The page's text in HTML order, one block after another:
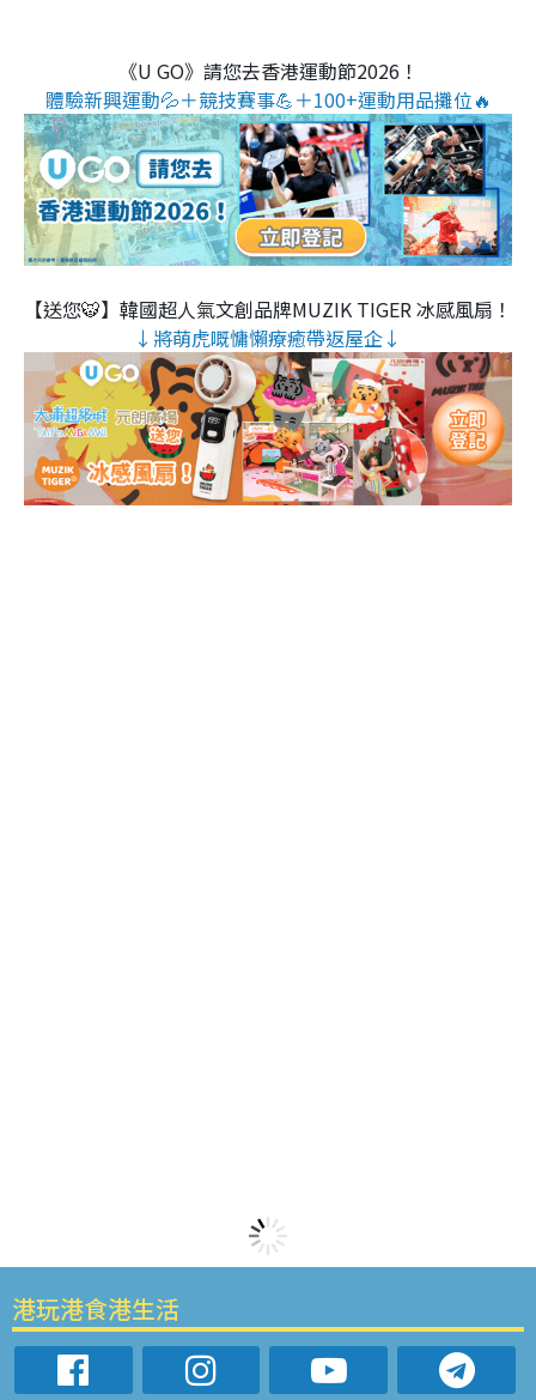
《U GO》請您去香港運動節2026！
體驗新興運動💦＋競技賽事💪＋100+運動用品攤位🔥
【送您🐯】韓國超人氣文創品牌MUZIK TIGER 冰感風扇！
↓將萌虎嘅慵懶療癒帶返屋企↓
港玩港食港生活